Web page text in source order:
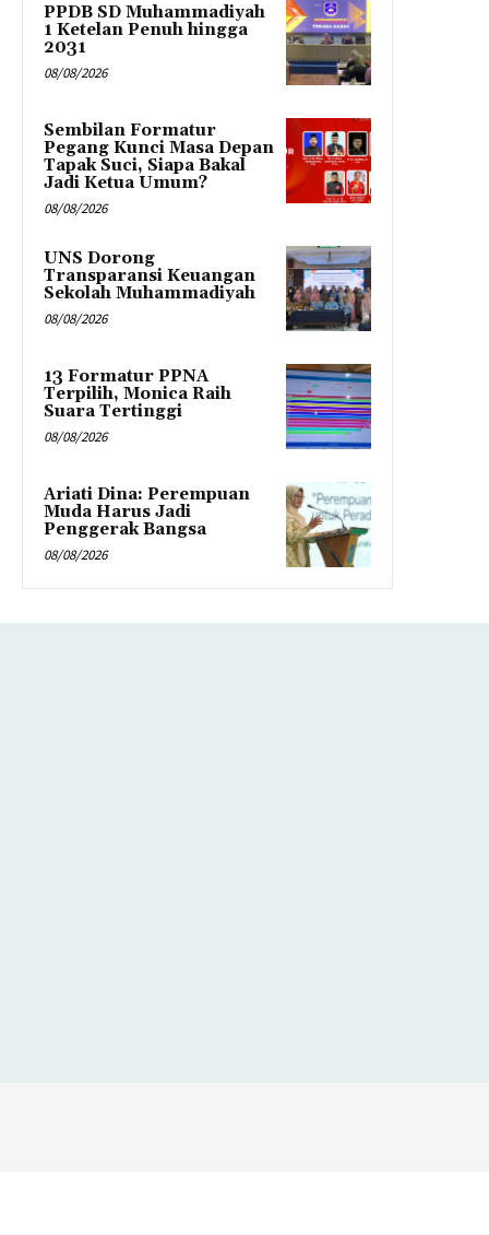
PPDB SD Muhammadiyah
1 Ketelan Penuh hingga
2031
08/08/2026
Sembilan Formatur
Pegang Kunci Masa Depan
Tapak Suci, Siapa Bakal
Jadi Ketua Umum?
08/08/2026
UNS Dorong
Transparansi Keuangan
Sekolah Muhammadiyah
08/08/2026
13 Formatur PPNA
Terpilih, Monica Raih
Suara Tertinggi
08/08/2026
Ariati Dina: Perempuan
Muda Harus Jadi
Penggerak Bangsa
08/08/2026